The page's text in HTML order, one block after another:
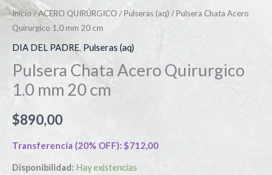
Inicio /ACERO QUIRÚRGICO /Pulseras (aq) / Pulsera Chata Acero
Quirurgico 1.0 mm 20 cm
DIA DEL PADRE, Pulseras (aq)
Pulsera Chata Acero Quirurgico
1.0 mm 20 cm
$890,00
Transferencia (20% OFF): $712,00
Disponibilidad: Hay existencias